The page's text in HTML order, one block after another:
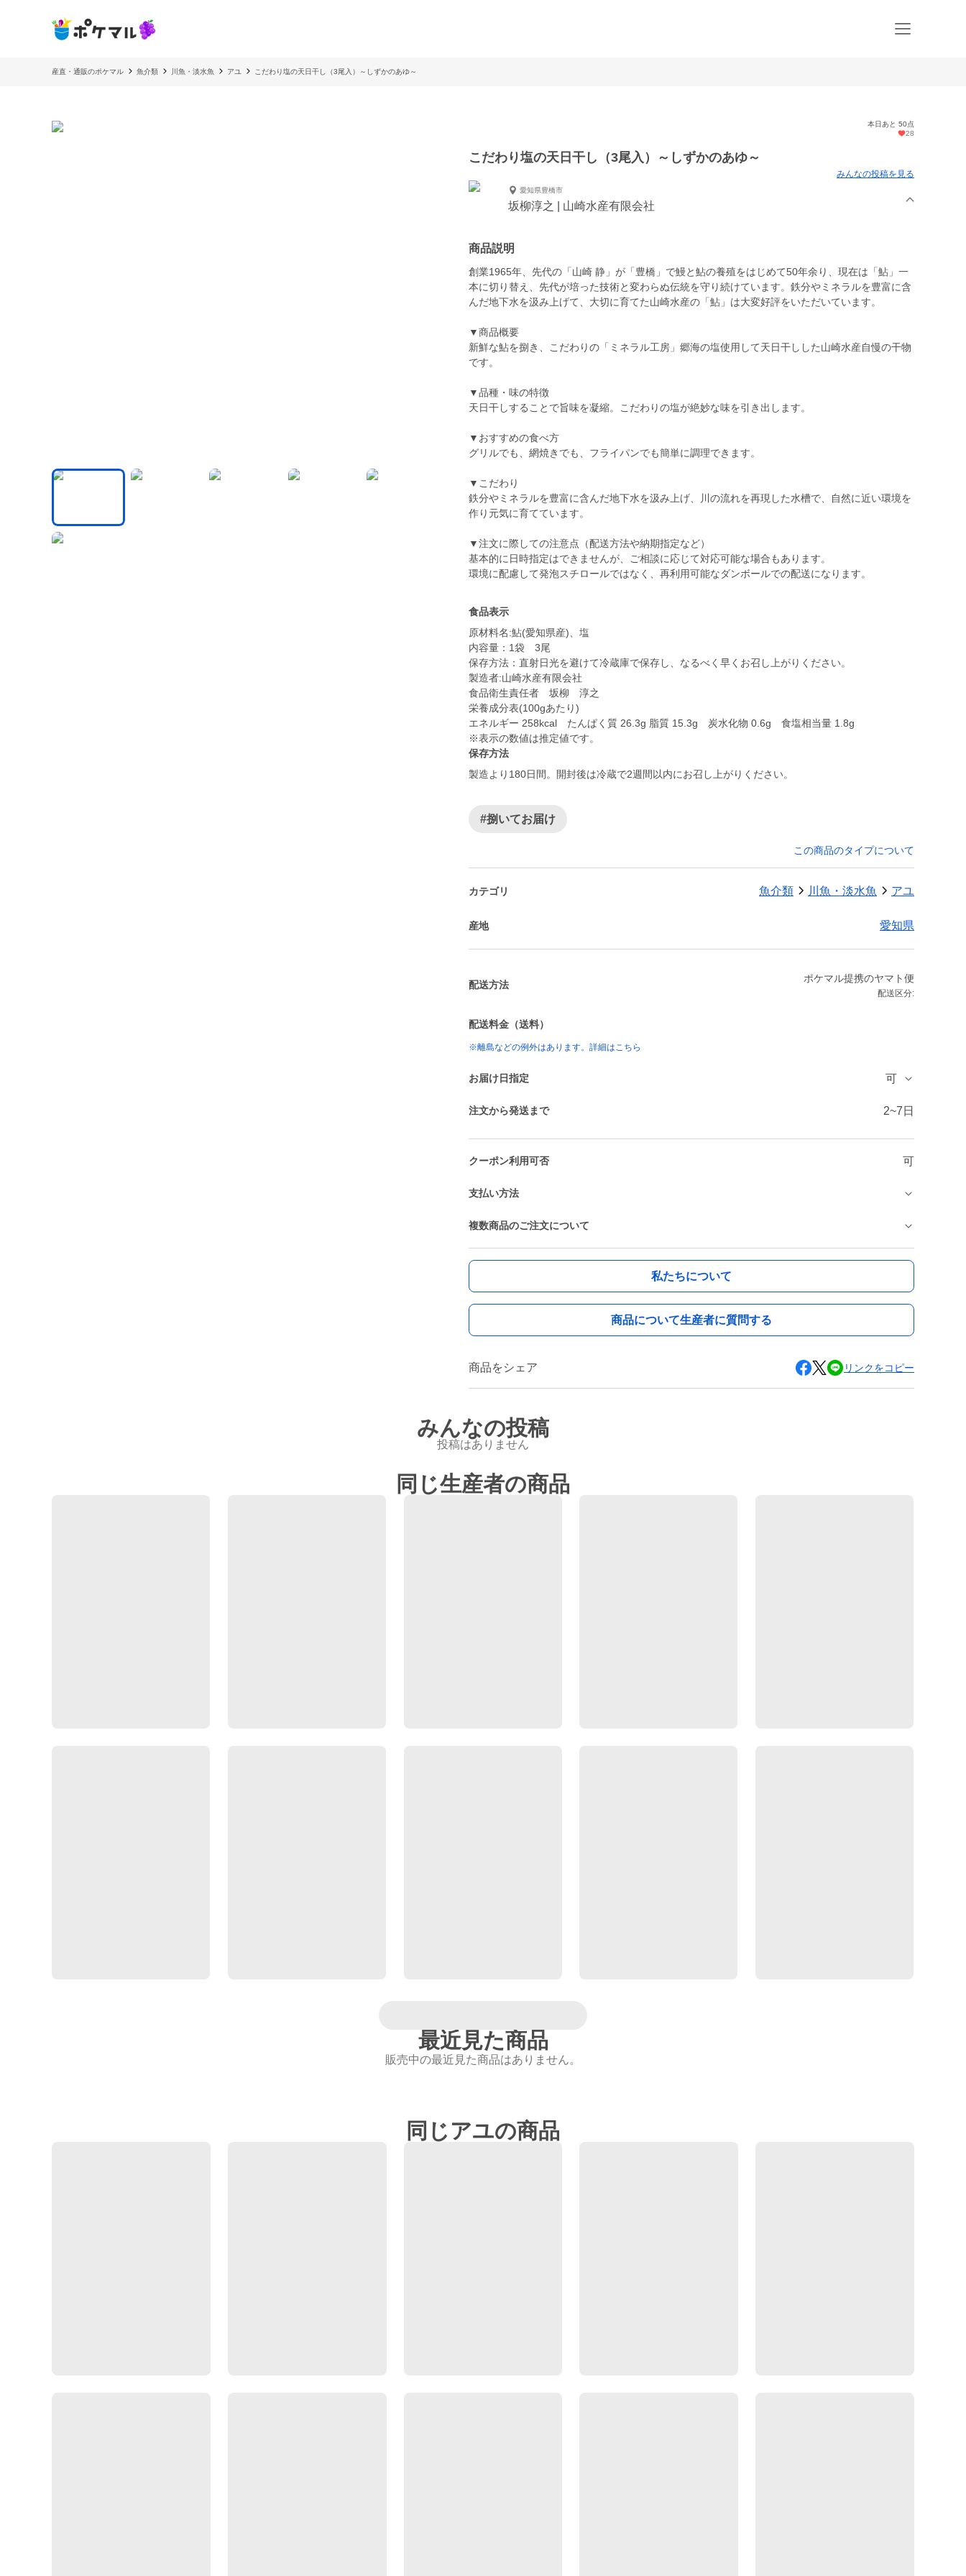
産直・通販のポケマル 魚介類 川魚・淡水魚 アユ こだわり塩の天日干し（3尾入）～しずかのあゆ～
本日あと 50点
28
こだわり塩の天日干し（3尾入）～しずかのあゆ～
みんなの投稿を見る
愛知県豊橋市
坂柳淳之 | 山崎水産有限会社
商品説明
創業1965年、先代の「山崎 静」が「豊橋」で鰻と鮎の養殖をはじめて50年余り、現在は「鮎」一
本に切り替え、先代が培った技術と変わらぬ伝統を守り続けています。鉄分やミネラルを豊富に含
んだ地下水を汲み上げて、大切に育てた山崎水産の「鮎」は大変好評をいただいています。
▼商品概要
新鮮な鮎を捌き、こだわりの「ミネラル工房」郷海の塩使用して天日干しした山崎水産自慢の干物
です。
▼品種・味の特徴
天日干しすることで旨味を凝縮。こだわりの塩が絶妙な味を引き出します。
▼おすすめの食べ方
グリルでも、網焼きでも、フライパンでも簡単に調理できます。
▼こだわり
鉄分やミネラルを豊富に含んだ地下水を汲み上げ、川の流れを再現した水槽で、自然に近い環境を
作り元気に育てています。
▼注文に際しての注意点（配送方法や納期指定など）
基本的に日時指定はできませんが、ご相談に応じて対応可能な場合もあります。
環境に配慮して発泡スチロールではなく、再利用可能なダンボールでの配送になります。
食品表示
原材料名:鮎(愛知県産)、塩
内容量：1袋 3尾
保存方法：直射日光を避けて冷蔵庫で保存し、なるべく早くお召し上がりください。
製造者:山崎水産有限会社
食品衛生責任者 坂柳 淳之
栄養成分表(100gあたり)
エネルギー 258kcal たんぱく質 26.3g 脂質 15.3g 炭水化物 0.6g 食塩相当量 1.8g
※表示の数値は推定値です。
保存方法
製造より180日間。開封後は冷蔵で2週間以内にお召し上がりください。
#捌いてお届け
この商品のタイプについて
カテゴリ 魚介類 川魚・淡水魚 アユ
産地 愛知県
配送方法
ポケマル提携のヤマト便
配送区分:
配送料金（送料）
※離島などの例外はあります。詳細はこちら
お届け日指定 可
注文から発送まで 2~7日
クーポン利用可否 可
支払い方法
複数商品のご注文について
私たちについて
商品について生産者に質問する
商品をシェア リンクをコピー
みんなの投稿
投稿はありません
同じ生産者の商品
最近見た商品
販売中の最近見た商品はありません。
同じアユの商品